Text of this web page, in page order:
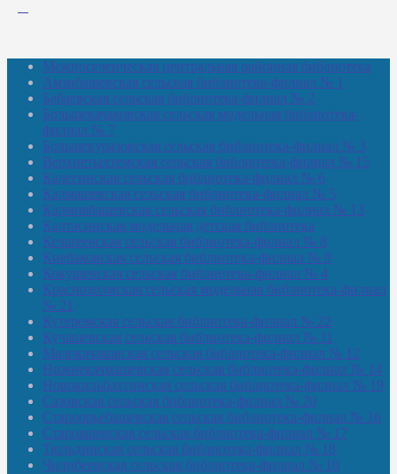
Межпоселенческая центральная районная библиотека
Амзибашевская сельская библиотека-филиал № 1
Бабаевская сельская библиотека-филиал № 2
Большекачаковская сельская модельная библиотека-
филиал № 7
Большекуразовская сельская библиотека-филиал № 3
Верхнетыхтемская сельская библиотека-филиал № 15
Калегинская сельская библиотека-филиал № 6
Калмашевская сельская библиотека-филиал № 5
Калмиябашевская сельская библиотека-филиал № 13
Калтасинская модельная детская библиотека
Кельтеевская сельская библиотека-филиал № 8
Киебаковская сельская библиотека-филиал № 9
Кокушевская сельская библиотека-филиал № 4
Краснохолмская сельская модельная библиотека-филиал
№ 21
Кутеремская сельская библиотека-филиал № 22
Кучашевская сельская библиотека-филиал № 11
Малокачаковская сельская библиотека-филиал № 12
Нижнекачмашевская сельская библиотека-филиал № 14
Новокильбахтинская сельская библиотека-филиал № 19
Сазовская сельская библиотека-филиал № 20
Староорьебашевская сельская библиотека-филиал № 16
Старояшевская сельская библиотека-филиал № 17
Тюльдинская сельская библиотека-филиал № 18
Чилибеевская сельская библиотека-филиал № 10